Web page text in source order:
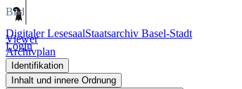
Digitaler LesesaalStaatsarchiv Basel-Stadt
Login
Bild
Viewer
Archivplan
Identifikation
Inhalt und innere Ordnung